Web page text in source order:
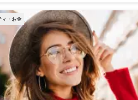
分をそのまま日本円で現金日払いする」という
にはなりません。 一見すると、「現金日払い
「即日手渡し」「すぐに受け取れる」という条件
的に見えます。 しかし、海外ライブチャット報
ける現金日払いには、為替ロス、先払いリスク、
低下、明細の不透明化、税務上の説明 ...
ィ・お金